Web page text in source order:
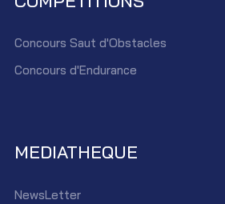
Concours Saut d'Obstacles
Concours d'Endurance
MEDIATHEQUE
NewsLetter